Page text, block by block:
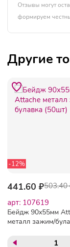
Отзывы могут
формируем
Другие
-12%
441.60 ₽503.40
арт: 107619
Бейдж 90х55мм
металл зажим/